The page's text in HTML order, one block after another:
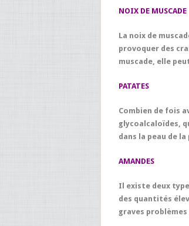
NOIX DE MUSCADE
La noix de
provoquer des
muscade, elle
PATATES
Combien de fois
glycoalcaloïdes,
dans la peau de
AMANDES
Il existe deux
des quantités
graves